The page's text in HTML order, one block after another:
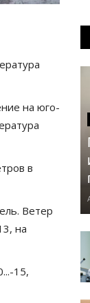
на юго-
в
Ветер
на
15,